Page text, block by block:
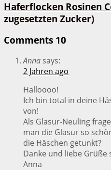
Haferflocken Rosinen
zugesetzten Zucker)
Comments 10
Anna says:
2 Jahren ago
Halloooo!
Ich bin total in deine
von!
Als Glasur-Neuling
man die Glasur so
die Häschen getunkt?
Danke und liebe Grüße
Anna